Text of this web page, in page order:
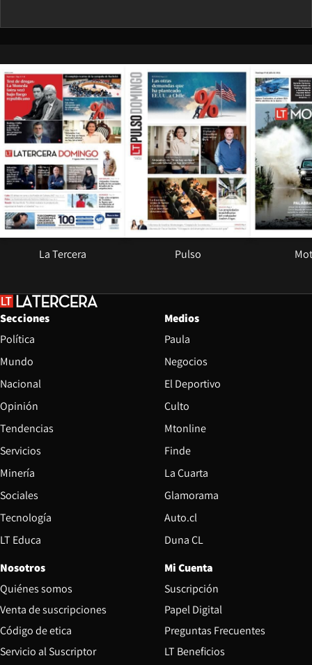
Opens in new window
La Tercera
Opens in
Pulso
Secciones
Política
Mundo
Nacional
Opinión
Tendencias
Servicios
Minería
Sociales
Tecnología
LT Educa
Medios
Paula
Negocios
El Deportivo
Culto
Mtonline
Finde
La Cuarta
Glamorama
Auto.cl
Duna CL
Nosotros
Quiénes somos
Venta de suscripciones
Código de etica Opens in new window
Servicio al Suscriptor
Mi Cuenta
Suscripción
Papel Digital
Preguntas Frecuentes
LT Beneficios